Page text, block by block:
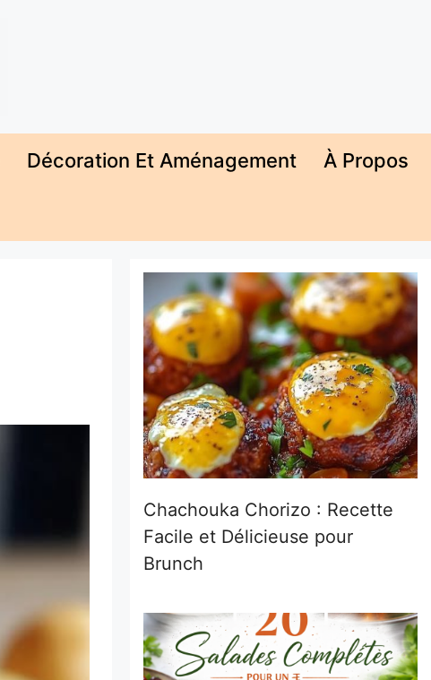
Décoration Et Aménagement À Propos
Chachouka Chorizo : Recette
Facile et Délicieuse pour
Brunch